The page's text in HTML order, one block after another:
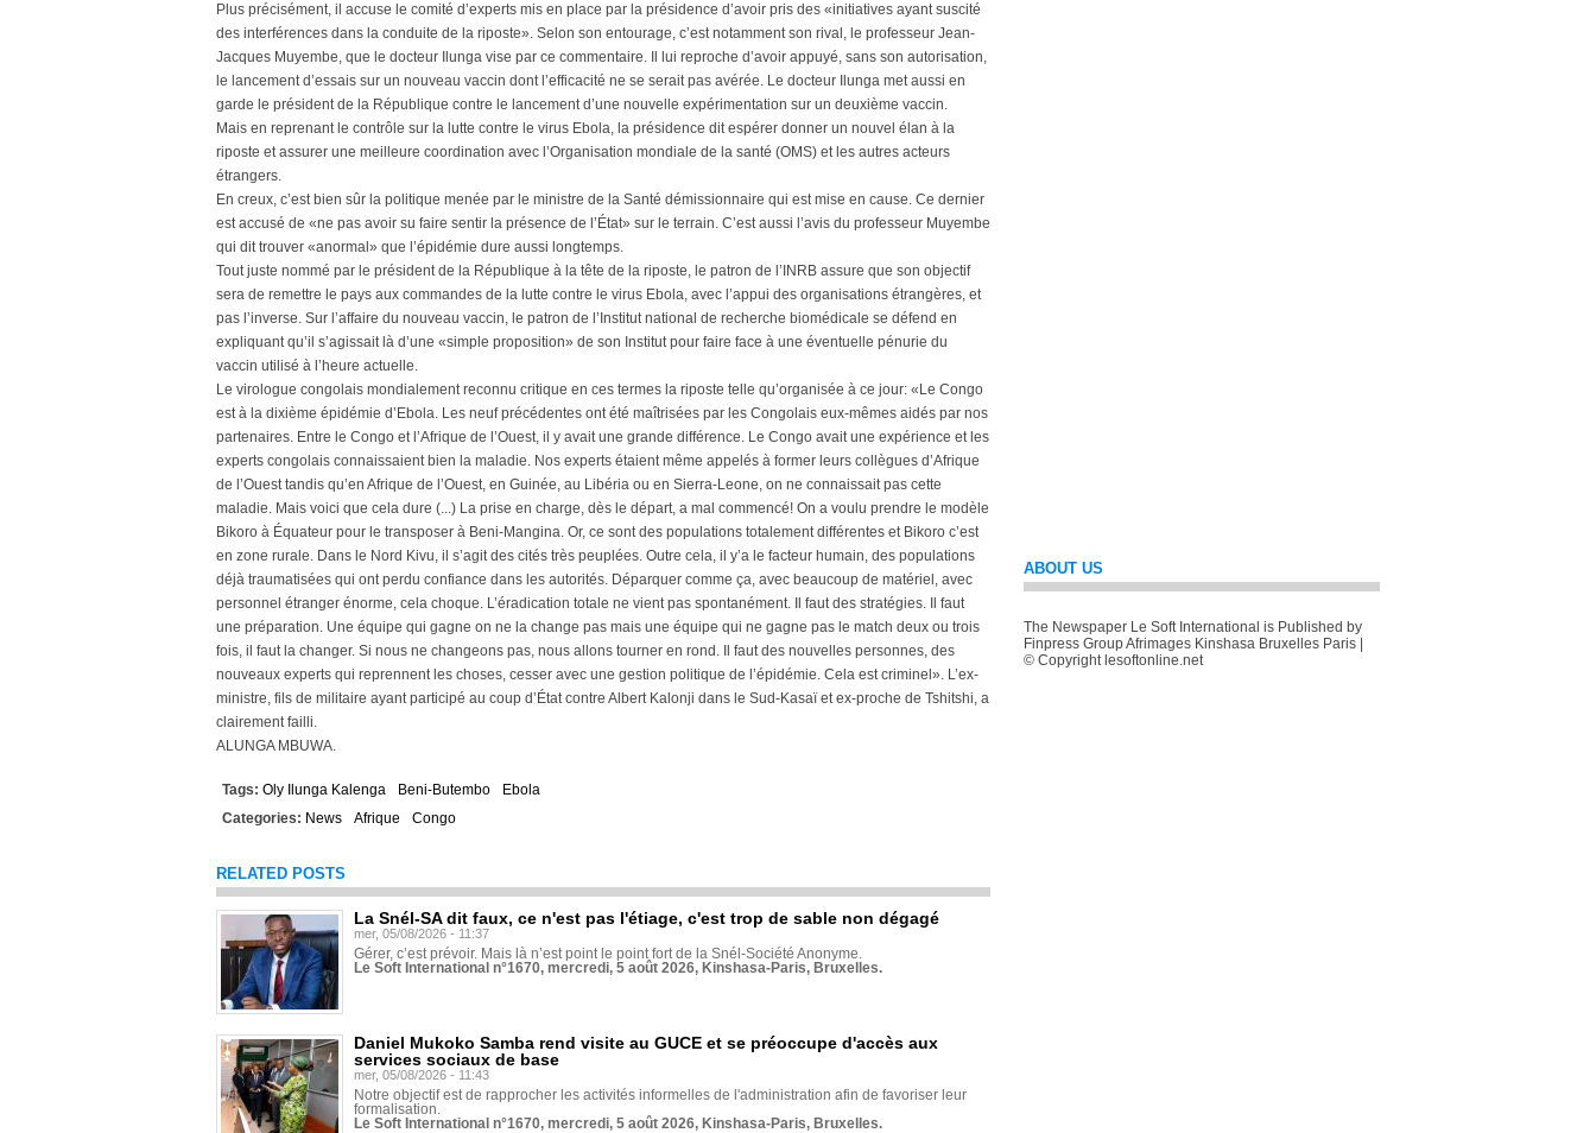
Plus précisément, il accuse le comité d’experts mis en place par la présidence d’avoir pris des «initiatives ayant suscité
des interférences dans la conduite de la riposte». Selon son entourage, c’est notamment son rival, le professeur Jean-
Jacques Muyembe, que le docteur Ilunga vise par ce commentaire. Il lui reproche d’avoir appuyé, sans son autorisation,
le lancement d’essais sur un nouveau vaccin dont l’efficacité ne se serait pas avérée. Le docteur Ilunga met aussi en
garde le président de la République contre le lancement d’une nouvelle expérimentation sur un deuxième vaccin.
Mais en reprenant le contrôle sur la lutte contre le virus Ebola, la présidence dit espérer donner un nouvel élan à la
riposte et assurer une meilleure coordination avec l’Organisation mondiale de la santé (OMS) et les autres acteurs
étrangers.
En creux, c’est bien sûr la politique menée par le ministre de la Santé démissionnaire qui est mise en cause. Ce dernier
est accusé de «ne pas avoir su faire sentir la présence de l’État» sur le terrain. C’est aussi l’avis du professeur Muyembe
qui dit trouver «anormal» que l’épidémie dure aussi longtemps.
Tout juste nommé par le président de la République à la tête de la riposte, le patron de l’INRB assure que son objectif
sera de remettre le pays aux commandes de la lutte contre le virus Ebola, avec l’appui des organisations étrangères, et
pas l’inverse. Sur l’affaire du nouveau vaccin, le patron de l’Institut national de recherche biomédicale se défend en
expliquant qu’il s’agissait là d’une «simple proposition» de son Institut pour faire face à une éventuelle pénurie du
vaccin utilisé à l’heure actuelle.
Le virologue congolais mondialement reconnu critique en ces termes la riposte telle qu’organisée à ce jour: «Le Congo
est à la dixième épidémie d’Ebola. Les neuf précédentes ont été maîtrisées par les Congolais eux-mêmes aidés par nos
partenaires. Entre le Congo et l’Afrique de l’Ouest, il y avait une grande différence. Le Congo avait une expérience et les
experts congolais connaissaient bien la maladie. Nos experts étaient même appelés à former leurs collègues d’Afrique
de l’Ouest tandis qu’en Afrique de l’Ouest, en Guinée, au Libéria ou en Sierra-Leone, on ne connaissait pas cette
maladie. Mais voici que cela dure (...) La prise en charge, dès le départ, a mal commencé! On a voulu prendre le modèle
Bikoro à Équateur pour le transposer à Beni-Mangina. Or, ce sont des populations totalement différentes et Bikoro c’est
en zone rurale. Dans le Nord Kivu, il s’agit des cités très peuplées. Outre cela, il y’a le facteur humain, des populations
déjà traumatisées qui ont perdu confiance dans les autorités. Déparquer comme ça, avec beaucoup de matériel, avec
personnel étranger énorme, cela choque. L’éradication totale ne vient pas spontanément. Il faut des stratégies. Il faut
une préparation. Une équipe qui gagne on ne la change pas mais une équipe qui ne gagne pas le match deux ou trois
fois, il faut la changer. Si nous ne changeons pas, nous allons tourner en rond. Il faut des nouvelles personnes, des
nouveaux experts qui reprennent les choses, cesser avec une gestion politique de l’épidémie. Cela est criminel». L’ex-
ministre, fils de militaire ayant participé au coup d’État contre Albert Kalonji dans le Sud-Kasaï et ex-proche de Tshitshi, a
clairement failli.
ALUNGA MBUWA.
Tags: Oly Ilunga Kalenga Beni-Butembo
Ebola
Categories: News Afrique Congo
RELATED POSTS
La Snél-SA dit faux, ce n'est pas l'étiage, c'est trop de sable non dégagé
mer, 05/08/2026 - 11:37
Gérer, c’est prévoir. Mais là n’est point le point fort de la Snél-Société Anonyme.
Le Soft International n°1670, mercredi, 5 août 2026, Kinshasa-Paris, Bruxelles.
Daniel Mukoko Samba rend visite au GUCE et se préoccupe d'accès aux
services sociaux de base
mer, 05/08/2026 - 11:43
Notre objectif est de rapprocher les activités informelles de l'administration afin de favoriser leur
formalisation.
Le Soft International n°1670, mercredi, 5 août 2026, Kinshasa-Paris, Bruxelles.
ABOUT US
The Newspaper Le Soft International is Published by
Finpress Group Afrimages Kinshasa Bruxelles Paris |
© Copyright lesoftonline.net